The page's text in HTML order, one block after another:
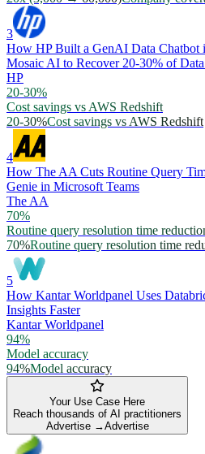
3
How HP Built a GenAI Data Chatbot
Mosaic AI to Recover 20-30% of
HP
20-30%
Cost savings vs AWS Redshift
20-30%Cost savings vs AWS Redshift
4
How The AA Cuts Routine Query
Genie in Microsoft Teams
The AA
70%
Routine query resolution time
70%Routine query resolution time
5
How Kantar Worldpanel Uses
Insights Faster
Kantar Worldpanel
94%
Model accuracy
94%Model accuracy
Your Use Case Here
Reach thousands of AI practitioners
Advertise →Advertise